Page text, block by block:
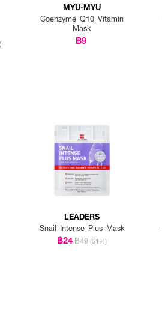
MYU-MYU
Coenzyme Q10 Vitamin
Mask
฿9
LEADERS
Snail Intense Plus Mask
฿24฿49 (51%)